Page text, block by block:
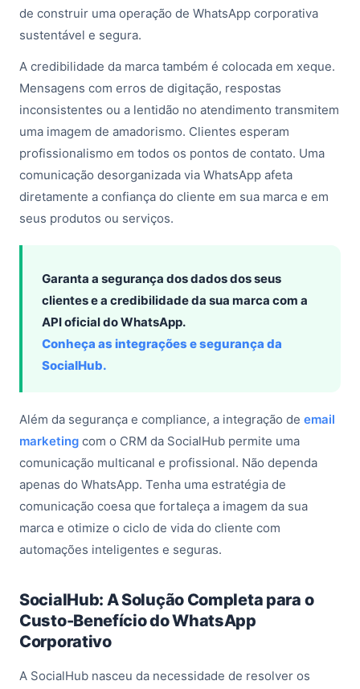
de construir uma operação de WhatsApp corporativa
sustentável e segura.
A credibilidade da marca também é colocada em xeque.
Mensagens com erros de digitação, respostas
inconsistentes ou a lentidão no atendimento transmitem
uma imagem de amadorismo. Clientes esperam
profissionalismo em todos os pontos de contato. Uma
comunicação desorganizada via WhatsApp afeta
diretamente a confiança do cliente em sua marca e em
seus produtos ou serviços.
Garanta a segurança dos dados dos seus
clientes e a credibilidade da sua marca com a
API oficial do WhatsApp.
Conheça as integrações e segurança da
SocialHub.
Além da segurança e compliance, a integração de email
marketing com o CRM da SocialHub permite uma
comunicação multicanal e profissional. Não dependa
apenas do WhatsApp. Tenha uma estratégia de
comunicação coesa que fortaleça a imagem da sua
marca e otimize o ciclo de vida do cliente com
automações inteligentes e seguras.
SocialHub: A Solução Completa para o
Custo-Benefício do WhatsApp
Corporativo
A SocialHub nasceu da necessidade de resolver os